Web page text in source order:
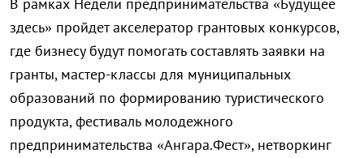
здесь» пройдет акселератор грантовых конкурсов,
где бизнесу будут помогать составлять заявки на
гранты, мастер-классы для муниципальных
образований по формированию туристического
продукта, фестиваль молодежного
предпринимательства «Ангара.Фест», нетворкинг